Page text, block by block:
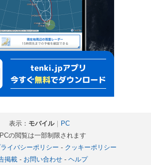
表示： モバイル｜ PC
の閲覧は一部制限されます
イバシーポリシー - クッキーポリシー
掲載- お問い合わせ- ヘルプ